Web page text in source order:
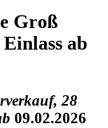
Groß
ab
28
09.02.2026